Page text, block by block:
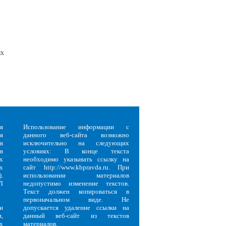
Использование информации с
данного веб-сайта возможно
исключительно на следующих
условиях: В конце текста
необходимо указывать ссылку на
сайт http://www.kbpravda.ru. При
использовании материалов
недопустимо изменение текстов.
Текст должен копироваться в
первоначальном виде. Не
допускается удаление ссылки на
данный веб-сайт из текстов
материалов.